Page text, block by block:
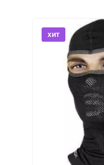
хит